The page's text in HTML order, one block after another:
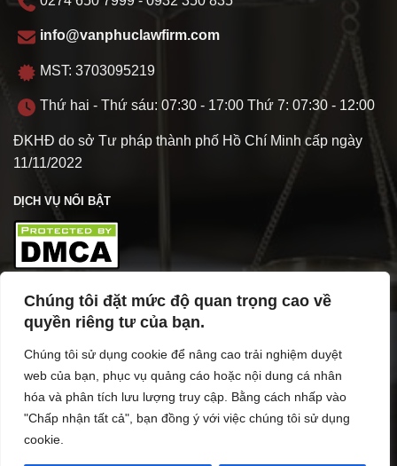
Chúng tôi đặt mức độ quan trọng cao về
quyền riêng tư của bạn.
Chúng tôi sử dụng cookie để nâng cao trải nghiệm duyệt
web của bạn, phục vụ quảng cáo hoặc nội dung cá nhân
hóa và phân tích lưu lượng truy cập. Bằng cách nhấp vào
"Chấp nhận tất cả", bạn đồng ý với việc chúng tôi sử dụng
cookie.
info@vanphuclawfirm.com
MST: 3703095219
Thứ hai - Thứ sáu: 07:30 - 17:00 Thứ 7: 07:30 - 12:00
ĐKHĐ do sở Tư pháp thành phố Hồ Chí Minh cấp ngày
11/11/2022
DỊCH VỤ NỔI BẬT
TÌM HIỂU VỀ VPL